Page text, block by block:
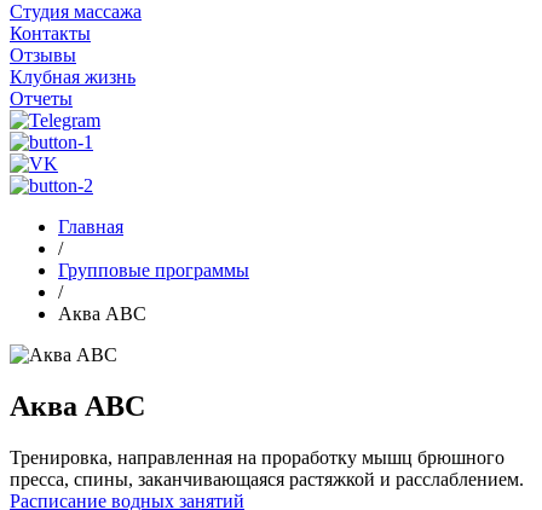
Студия массажа
Контакты
Отзывы
Клубная жизнь
Отчеты
Главная
/
Групповые программы
/
Аква ABС
Аква ABС
Тренировка, направленная на проработку мышц брюшного
пресса, спины, заканчивающаяся растяжкой и расслаблением.
Расписание водных занятий